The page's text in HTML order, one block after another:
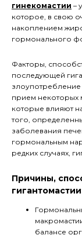
гинекомастии –
которое, в свою
накоплением
гормонального
Факторы,
последующей
прием некоторых
которые влияют
того,
заболевания
гормональным
редких случаях,
Причины,
балансе